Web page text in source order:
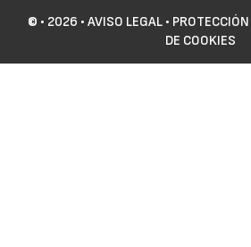
© • 2026 • AVISO LEGAL•
DE COOKIES